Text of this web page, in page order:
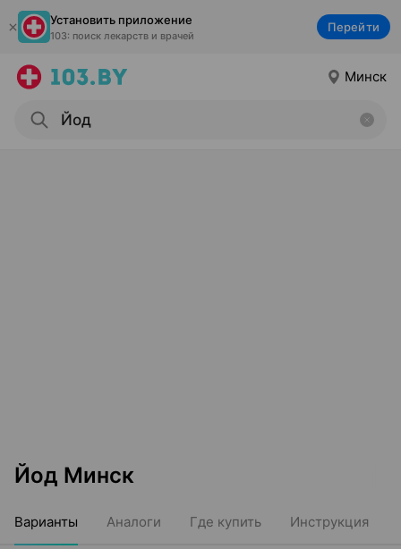
Установить приложение
103: поиск лекарств и врачей
Перейти
Минск
Йод Минск
Варианты Аналоги Где купить Инструкция